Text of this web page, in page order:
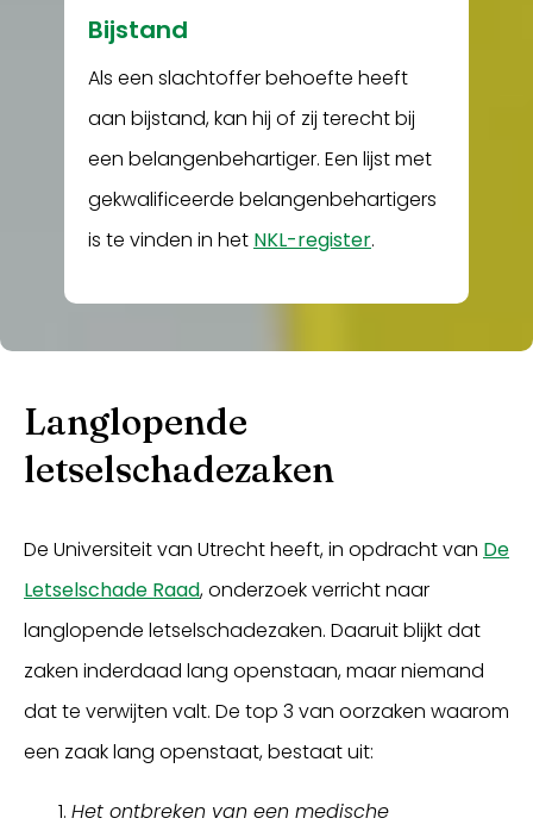
Bijstand
Als een slachtoffer behoefte heeft
aan bijstand, kan hij of zij terecht bij
een belangenbehartiger. Een lijst met
gekwalificeerde belangenbehartigers
is te vinden in het NKL-register.
Langlopende
letselschadezaken
De Universiteit van Utrecht heeft, in opdracht van De
Letselschade Raad, onderzoek verricht naar
langlopende letselschadezaken. Daaruit blijkt dat
zaken inderdaad lang openstaan, maar niemand
dat te verwijten valt. De top 3 van oorzaken waarom
een zaak lang openstaat, bestaat uit:
Het ontbreken van een medische